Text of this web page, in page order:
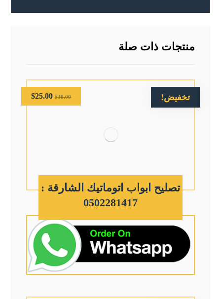
منتجات ذات صلة
تخفيض!
تصليح ابواب اتوماتيك الشارقة :
0502281417
$30.00
$25.00